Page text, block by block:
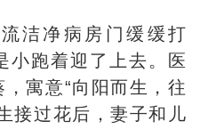
洁净病房门缓缓打
小跑着迎了上去。医
寓意“向阳而生，往
接过花后，妻子和儿